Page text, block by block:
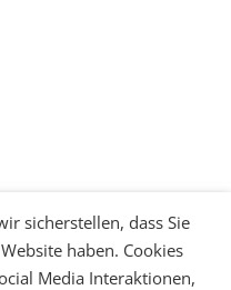
sicherstellen, dass Sie
haben. Cookies
Media Interaktionen,